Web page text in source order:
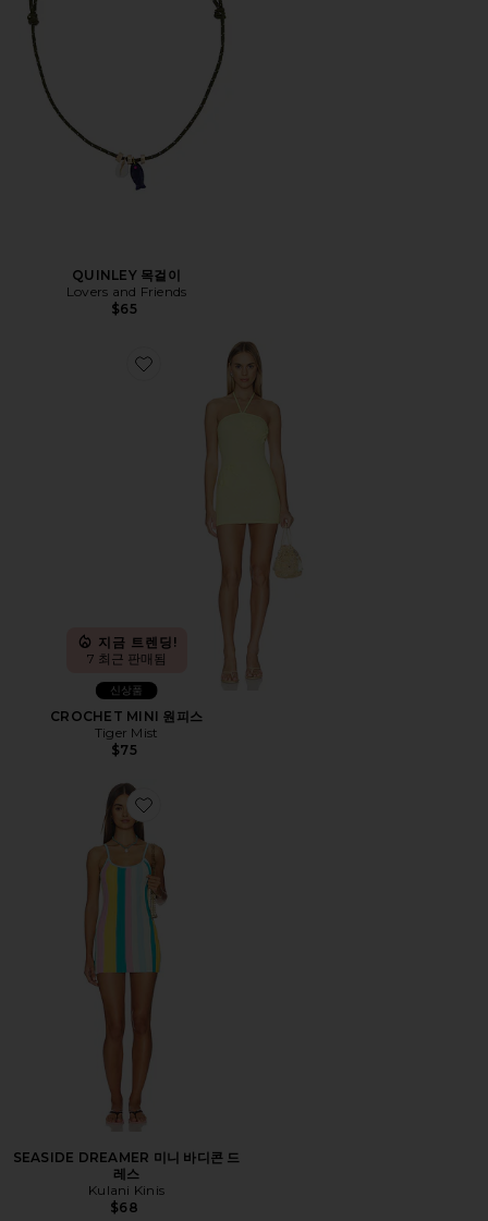
QUINLEY 목걸이
Lovers and Friends
$65
Favorite CROCHET MINI 원피스
지금 트렌딩!
7 최근 판매됨
신상품
CROCHET MINI 원피스
Tiger Mist
$75
Favorite SEASIDE DREAMER 미니 바디콘 드레스
SEASIDE DREAMER 미니 바디콘 드
레스
Kulani Kinis
$68